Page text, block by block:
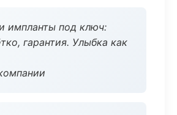
импланты под ключ:
гарантия. Улыбка как